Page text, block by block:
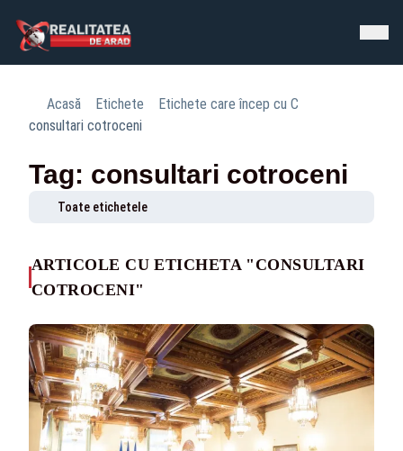
Acasă Etichete
Etichete care încep cu C
consultari cotroceni
Tag: consultari cotroceni
Toate etichetele
ARTICOLE CU ETICHETA "CONSULTARI
COTROCENI"